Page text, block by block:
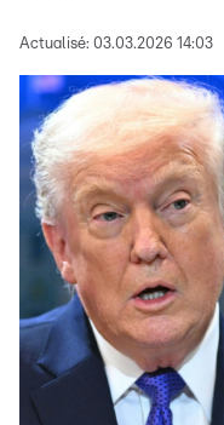
Actualisé: 03.03.2026 14:03